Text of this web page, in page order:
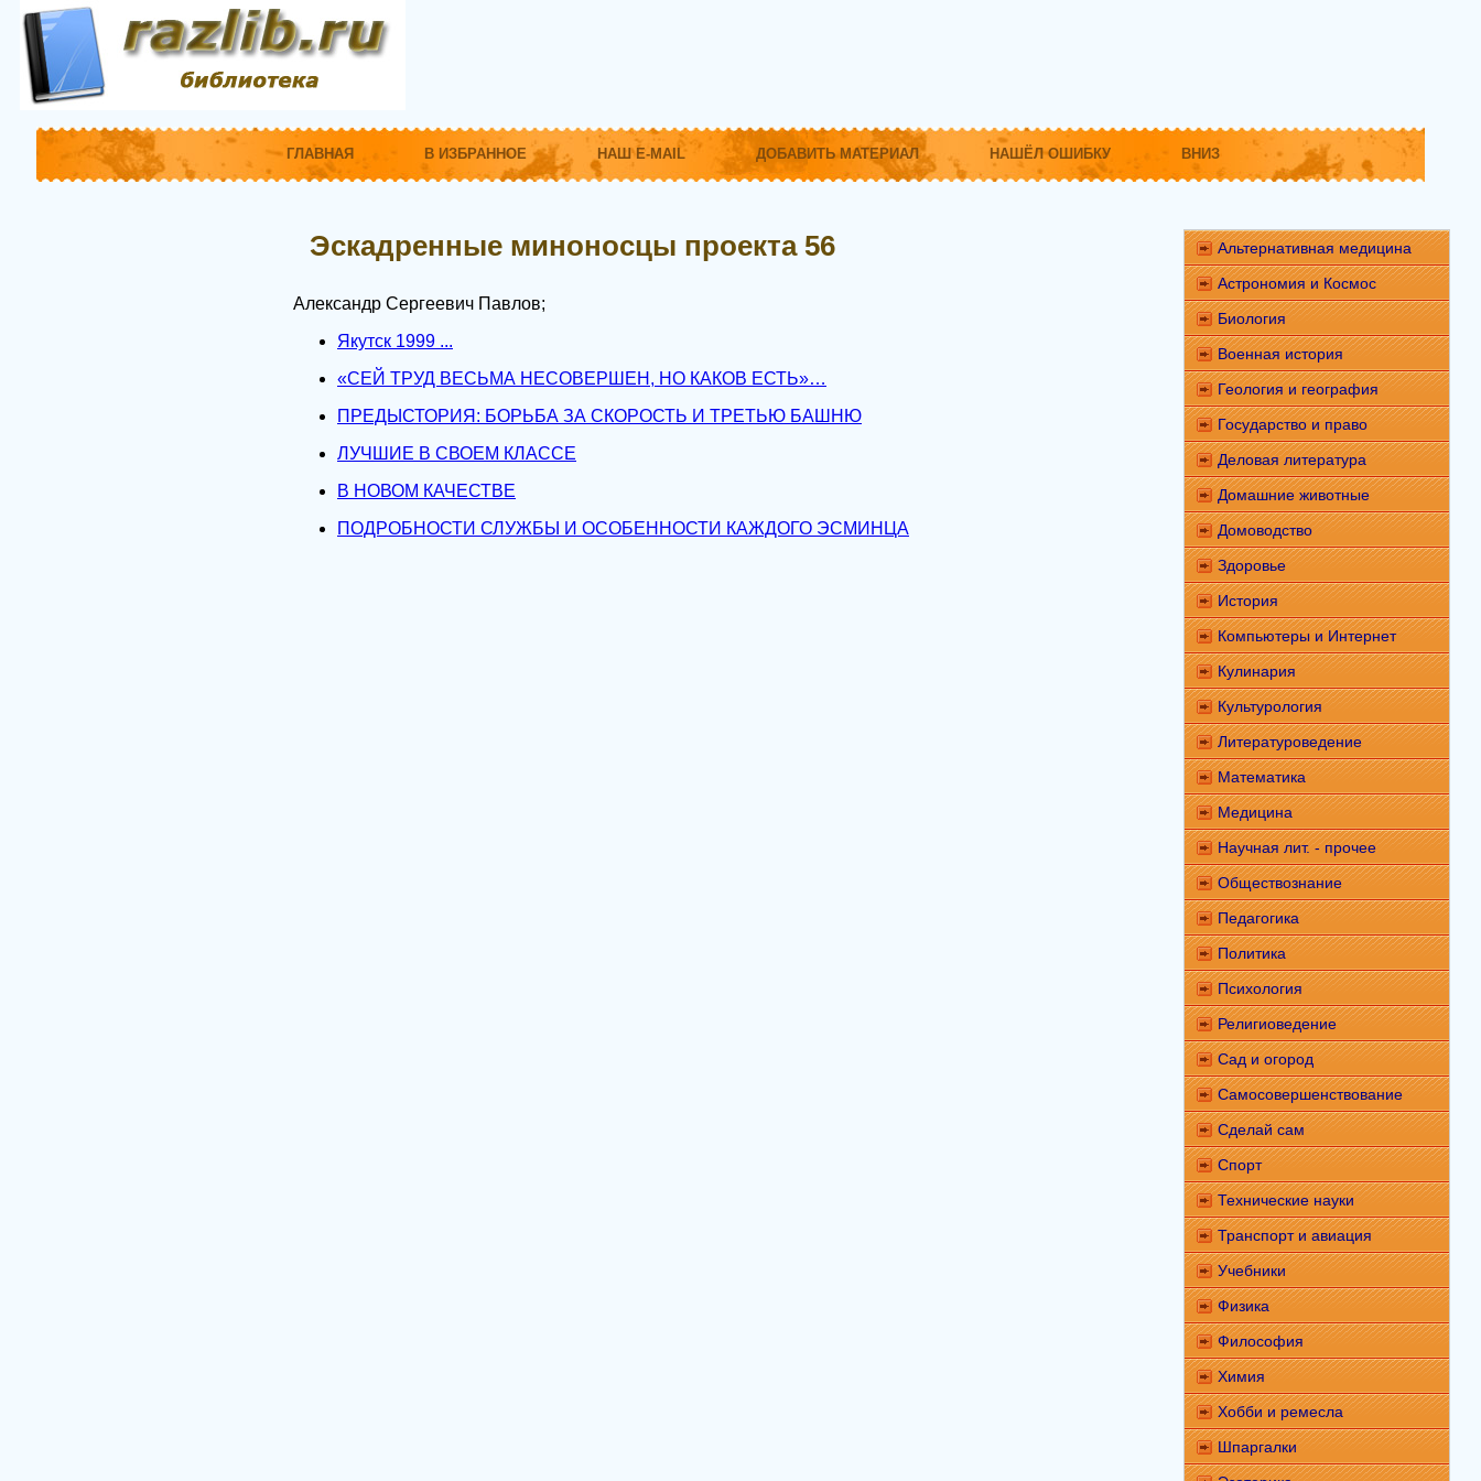
ГЛАВНАЯ В ИЗБРАННОЕ НАШ E-MAIL ДОБАВИТЬ МАТЕРИАЛ НАШЁЛ ОШИБКУ ВНИЗ
Эскадренные миноносцы проекта 56
Александр Сергеевич Павлов;
Якутск 1999 ...
«СЕЙ ТРУД ВЕСЬМА НЕСОВЕРШЕН, НО КАКОВ ЕСТЬ»…
ПРЕДЫСТОРИЯ: БОРЬБА ЗА СКОРОСТЬ И ТРЕТЬЮ БАШНЮ
ЛУЧШИЕ В СВОЕМ КЛАССЕ
В НОВОМ КАЧЕСТВЕ
ПОДРОБНОСТИ СЛУЖБЫ И ОСОБЕННОСТИ КАЖДОГО ЭСМИНЦА
Альтернативная медицина
Астрономия и Космос
Биология
Военная история
Геология и география
Государство и право
Деловая литература
Домашние животные
Домоводство
Здоровье
История
Компьютеры и Интернет
Кулинария
Культурология
Литературоведение
Математика
Медицина
Научная лит. - прочее
Обществознание
Педагогика
Политика
Психология
Религиоведение
Сад и огород
Самосовершенствование
Сделай сам
Спорт
Технические науки
Транспорт и авиация
Учебники
Физика
Философия
Химия
Хобби и ремесла
Шпаргалки